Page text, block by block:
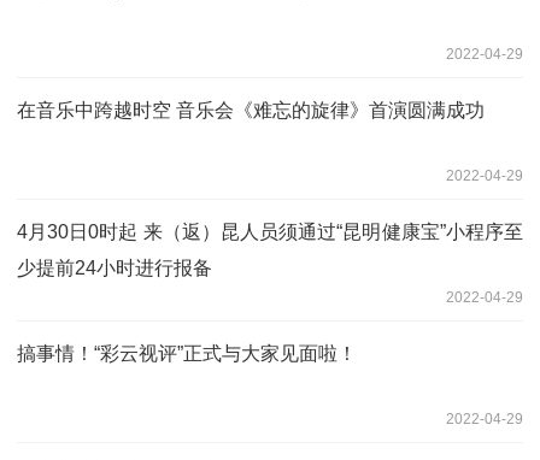
2022-04-29
在音乐中跨越时空 音乐会《难忘的旋律》首演圆满成功
2022-04-29
4月30日0时起 来（返）昆人员须通过“昆明健康宝”小程序至
少提前24小时进行报备
2022-04-29
搞事情！“彩云视评”正式与大家见面啦！
2022-04-29